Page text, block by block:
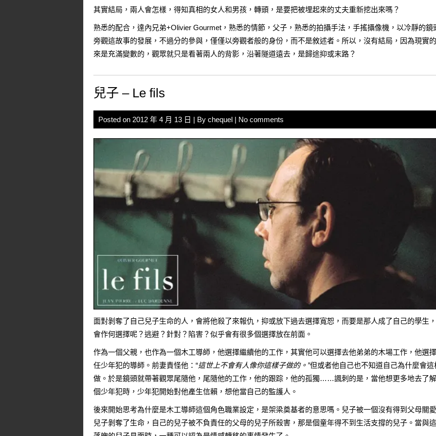
其實結局，兩人會怎樣，得知真相的女人和男孩，轉頭，是要把被埋起來的丈夫重新挖出來嗎？
熟悉的配合，達內兄弟+Olivier Gourmet，熟悉的情節，父子，熟悉的拍攝手法，手搖攝像機，以冷靜的鏡
旁觀這故事的發展，不過分的參與，僅僅以旁觀者般的身份，而不是敘述者。所以，沒有結局，因為現實
來是充滿變數的，觀眾就只是看著兩人的背影，沿著隧道遠去，是歸途抑或末路？
兒子 – Le fils
Posted on 2012 年 4 月 13 日 | By chequel | No comments
面對剝奪了自己兒子生命的人，會將他殺了來報仇，抑或放下過去選擇寬恕，而要是那人成了自己的學生
會作何選擇呢？逃避？針對？陷害？似乎會有很多個選擇放在前面。
作為一個父親，也作為一個木工導師，他選擇繼續他的工作，其實他可以選擇去他弟弟的木場工作，他選
任少年犯的導師。前妻責怪他：“這世上不會有人像你這樣子做的。”但或者他自己也不知道自己為什麼會這
做。於是鏡頭就帶著觀眾尾隨他，尾隨他的工作，他的跟踪，他的孤獨……諷刺的是，當他想更多地去了
個少年犯時，少年犯開始對他產生信賴，想他當自己的監護人。
後來開始思考為什麼是木工導師這個角色職業設定，是架梁奠基者的意思嗎。兒子被一個沒有得到父母關
兒子剝奪了生命，自己的兒子被不負責任的父母的兒子所殺害，那是個童年得不到生活支撐的兒子。當與